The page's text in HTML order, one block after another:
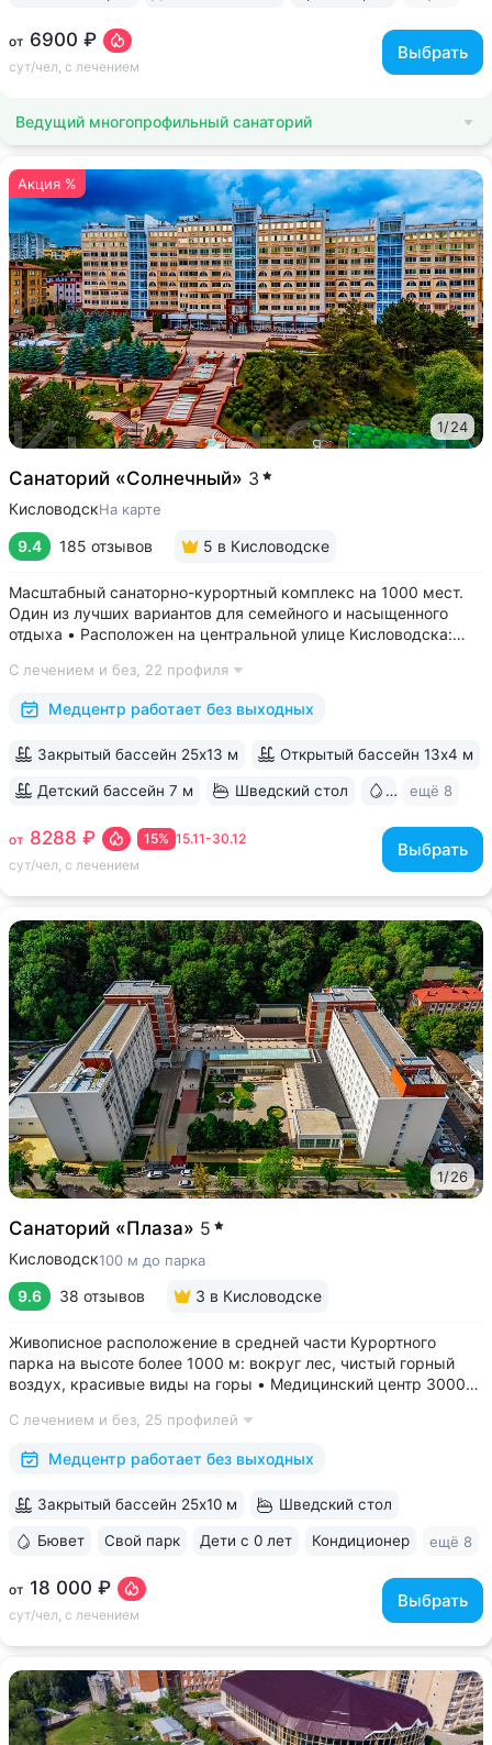
от 6900 ₽
сут/чел, с лечением
Выбрать
Ведущий многопрофильный санаторий
Акция %
1/24
Санаторий «Солнечный» 3
КисловодскНа карте
9.4 185 отзывов 5 в Кисловодске
Масштабный санаторно-курортный комплекс на 1000 мест.
Один из лучших вариантов для семейного и насыщенного
отдыха • Расположен на центральной улице Кисловодска:
за 15 минут • Бесплатный трансфер до Курортного парка
и основных достопримечательностей...
С лечением и без, 22 профиля
Медцентр работает без выходных
15.11-30.12
15%
от 8288 ₽
сут/чел, с лечением
Выбрать
Закрытый бассейн 25х13 м Открытый бассейн 13x4 м
Детский бассейн 7 м Шведский стол Бювет
ещё 8
1/26
Санаторий «Плаза» 5
Кисловодск100 м до парка
9.6 38 отзывов 3 в Кисловодске
Живописное расположение в средней части Курортного
парка на высоте более 1000 м: вокруг лес, чистый горный
воздух, красивые виды на горы • Медицинский центр 3000
квалификации • Более 1000 видов диагностики и ДНК-
исследований. Есть диагностика...
С лечением и без, 25 профилей
Медцентр работает без выходных
от 18 000 ₽
сут/чел, с лечением
Выбрать
Закрытый бассейн 25x10 м Шведский стол
Бювет Свой парк Дети с 0 лет Кондиционер ещё 8